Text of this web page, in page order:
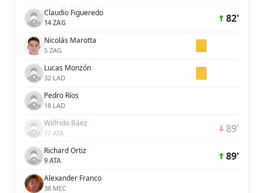
Claudio Figueredo
14 ZAG 82'
Nicolás Marotta
5 ZAG
Lucas Monzón
32 LAD
Pedro Ríos
18 LAD
Wilfrido Báez
17 ATA 89'
Richard Ortiz
9 ATA 89'
Alexander Franco
38 MEC